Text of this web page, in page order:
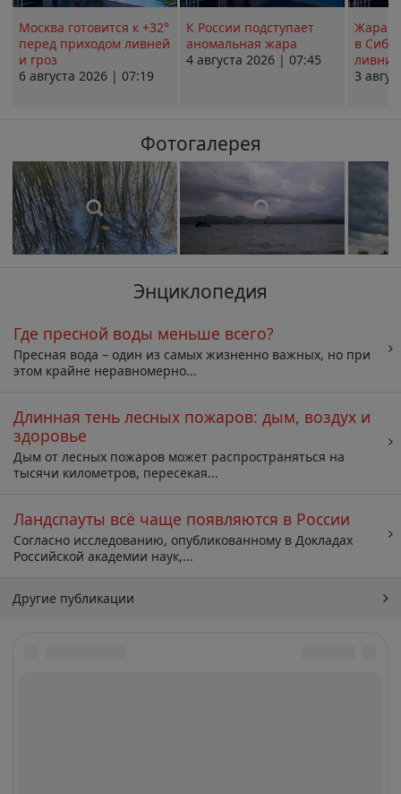
Москва готовится к +32°
перед приходом ливней
и гроз
6 августа 2026 | 07:19
К России подступает
аномальная жара
4 августа 2026 | 07:45
Жара в
в
ливни
3
Фотогалерея
Энциклопедия
Где пресной воды меньше всего?
Пресная вода – один из самых жизненно важных, но при
этом крайне неравномерно...
Длинная тень лесных пожаров: дым, воздух и
здоровье
Дым от лесных пожаров может распространяться на
тысячи километров, пересекая...
Ландспауты всё чаще появляются в России
Согласно исследованию, опубликованному в Докладах
Российской академии наук,...
Другие публикации